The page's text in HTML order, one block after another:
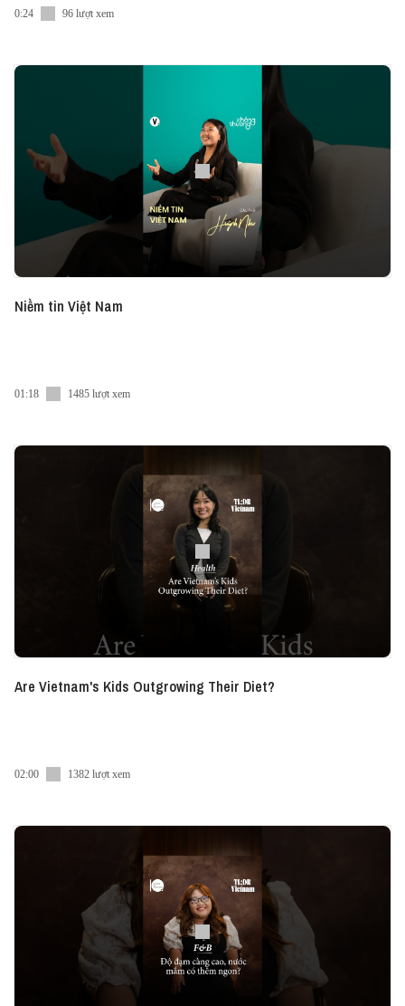
0:24 96 lượt xem
Niềm tin Việt Nam
01:18 1485 lượt xem
Are Vietnam's Kids Outgrowing Their Diet?
02:00 1382 lượt xem